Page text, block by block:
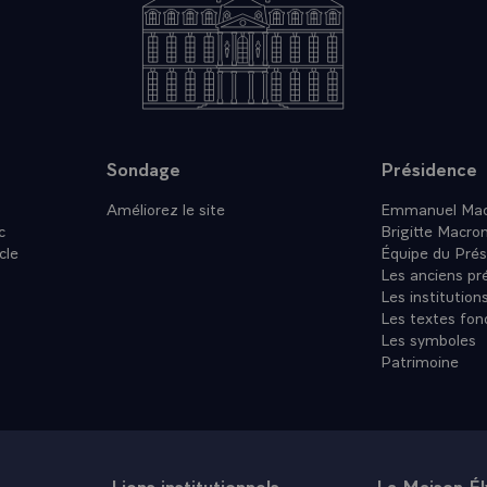
Sondage
Améliorez le site
Présidence
Emmanuel
Brigitte
Équipe du
Les anciens
Les
Les textes
Les symboles
Patrimoine